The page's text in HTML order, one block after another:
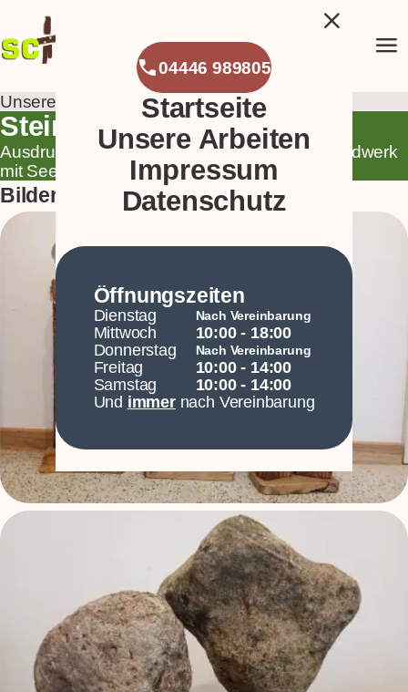
menu
close
phone04446 989805
Startseite
Unsere Arbeiten
Impressum
Datenschutz
Öffnungszeiten
Dienstag Nach Vereinbarung
Mittwoch
10:00 - 18:00
Donnerstag
Nach Vereinbarung
Freitag
10:00 - 14:00
Samstag
10:00 - 14:00
Und immernach Vereinbarung
Unsere Arbeiten Steinkopfpärchen
Steinkopfpärchen
Ausdrucksstarke Steinkopffiguren – Kunsthandwerk
mit Seele und Symbolik.
Bilder · keyboard_arrow_down